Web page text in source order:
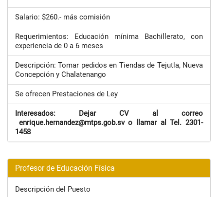
Salario: $260.- más comisión
Requerimientos: Educación mínima Bachillerato, con
experiencia de 0 a 6 meses
Descripción: Tomar pedidos en Tiendas de Tejutla, Nueva
Concepción y Chalatenango
Se ofrecen Prestaciones de Ley
Interesados: Dejar CV al correo
enrique.hernandez@mtps.gob.sv o llamar al Tel. 2301-
1458
Profesor de Educación Física
Descripción del Puesto